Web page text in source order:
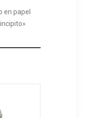
en papel